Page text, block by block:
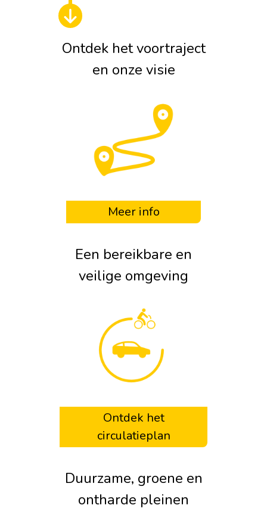
Ontdek het voortraject
en onze visie
Meer info
Een bereikbare en
veilige omgeving
Ontdek het
circulatieplan
Duurzame, groene en
ontharde pleinen